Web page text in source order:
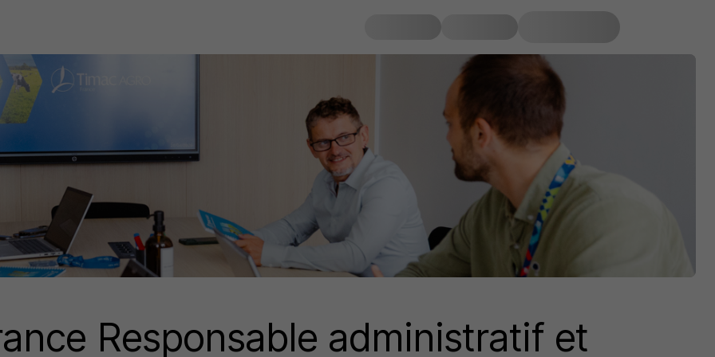
Responsable administratif et